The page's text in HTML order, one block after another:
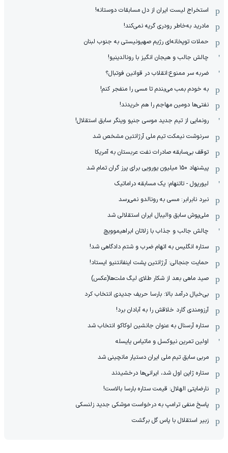
استخراج لیست ایران از دل مسابقات دوستانه!
مادرید به‌خاطر رودری گریه نمی‌کند!
حملات توپخانه‌ای رژیم صهیونیستی به جنوب لبنان
چالش جالب و هیجان انگیز با رونالدینیو!
ضربه سر ممنوع؛انقلاب در قوانین فوتبال؟
به خودم بمب می‌بندم تا مسی را منفجر کنم!
نفتی‌ها دومین مهاجم را هم خریدند!
رونمایی از تیم جدید موسی جنپو وینگر سابق استقلال!
سرنوشت نیمکت تیم ملی آرژانتین مشخص شد
توقف بی‌سابقه صادرات نفت عربستان به آمریکا
پیشنهاد ۱۵۰ میلیون یورویی برای پرز گران تمام شد
لیورپول - تاتنهام؛ یک مسابقه دراماتیک
نبرد نابرابر: مسی به رونالدو نمی‌رسد
ملی‌پوش سابق والیبال ایران استقلالی شد
چالش جالب و جذاب با زلاتان ابراهیموویچ
ستاره انگلیس به اتهام ضرب و شتم دادگاهی شد!
حمایت جنجالی: آرژانتین پشت اینفانتنیو ایستاد!
صید ماهی بعد از شکار طلای لیگ ملت‌ها(عکس)
بی‌خیال درآمد بالا: بارسا حریف جدیدی انتخاب کرد
آرزومندی گارد خلاقش را به آبادان برد!
ستاره آرسنال به عنوان جانشین لوکاکو انتخاب شد
اولین تمرین نیوکسل و ماتیاس یایسله
مربی سابق تیم ملی ایران دستیار مانچینی شد
ستاره ژاپن اول شد، ایرانی‌ها درخشیدند
نارضایتی الهلال: قیمت ستاره بارسا بالاست!
پاسخ منفی ترامپ به درخواست موشکی جدید زلنسکی
زبیر استقلال با پاس گل برگشت